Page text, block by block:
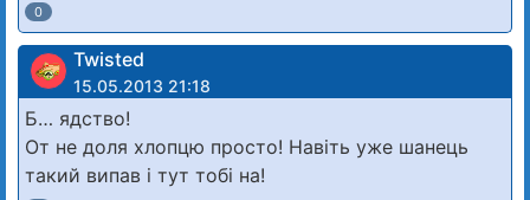
0
Twisted
15.05.2013 21:18
Б… ядство!
От не доля хлопцю просто! Навіть уже шанець
такий випав і тут тобі на!